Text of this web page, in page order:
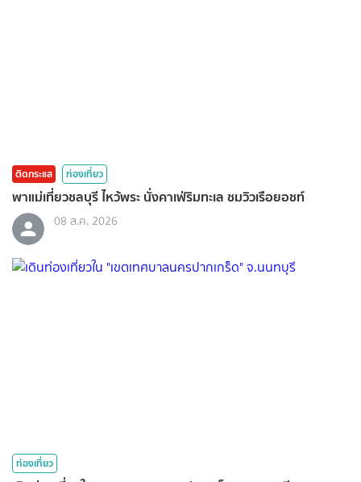
ติดกระแส ท่องเที่ยว
พาแม่เที่ยวชลบุรี ไหว้พระ นั่งคาเฟ่ริมทะเล ชมวิวเรือยอชท์
08 ส.ค. 2026
ท่องเที่ยว